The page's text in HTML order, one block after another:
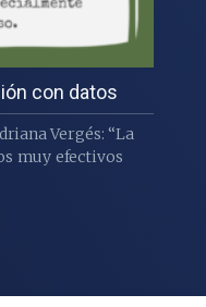
con datos
Vergés: “La
muy efectivos